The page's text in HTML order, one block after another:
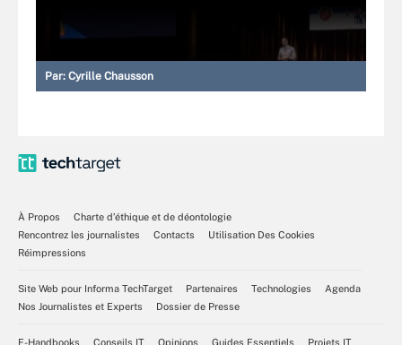
Par: Cyrille Chausson
À Propos
Charte d’éthique et de déontologie
Rencontrez les journalistes
Contacts
Utilisation Des Cookies
Réimpressions
Site Web pour Informa TechTarget Partenaires Technologies
Agenda
Nos Journalistes et Experts
Dossier de Presse
E-Handbooks Conseils IT Opinions Guides Essentiels Projets IT